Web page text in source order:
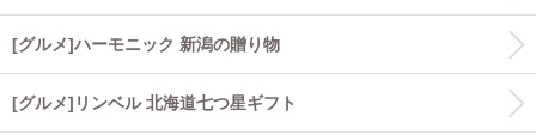
[グルメ]ハーモニック 新潟の贈り物
[グルメ]リンベル 北海道七つ星ギフト